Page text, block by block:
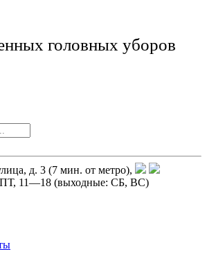
головных уборов
д. 3 (7 мин. от метро),
11—18 (выходные: СБ, ВС)